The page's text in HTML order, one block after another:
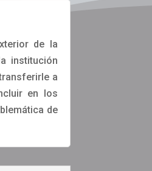
de la
institución
a
en los
de